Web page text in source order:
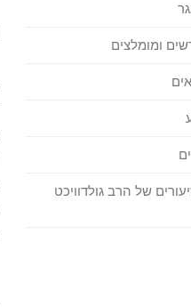
ומומלצים
של הרב גולדוויכט